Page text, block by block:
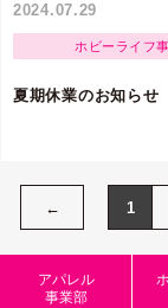
2024.07.29
ホビーライフ
夏期休業のお知らせ
← 1
アパレル
事業部